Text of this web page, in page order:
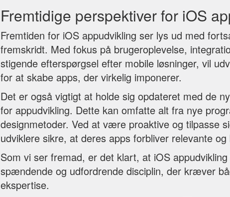
Fremtidige perspektiver for iOS
Fremtiden for iOS appudvikling ser lys ud med
fremskridt. Med fokus på brugeroplevelse,
stigende efterspørgsel efter mobile løsninger, vil
for at skabe apps, der virkelig imponerer.
Det er også vigtigt at holde sig opdateret med de
for appudvikling. Dette kan omfatte alt fra nye
designmetoder. Ved at være proaktive og tilpasse
udviklere sikre, at deres apps forbliver relevante
Som vi ser fremad, er det klart, at iOS
spændende og udfordrende disciplin, der kræver
ekspertise.